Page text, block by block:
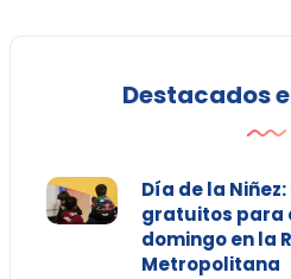
Destacados
Día de la
gratuitos para
domingo en la
Metropolitana